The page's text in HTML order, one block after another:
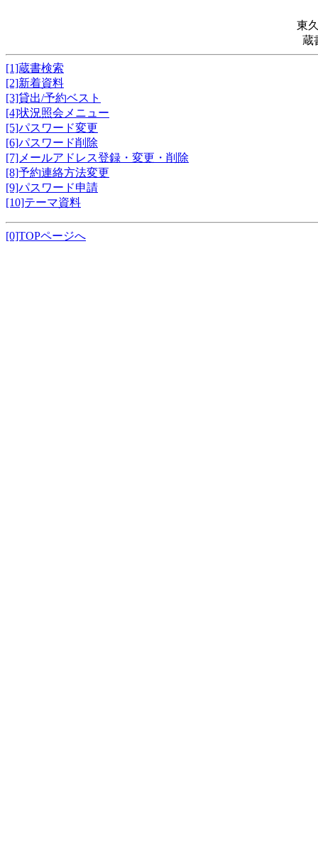
東
蔵
[1]蔵書検索
[2]新着資料
[3]貸出/予約ベスト
[4]状況照会メニュー
[5]パスワード変更
[6]パスワード削除
[7]メールアドレス登録・変更・削除
[8]予約連絡方法変更
[9]パスワード申請
[10]テーマ資料
[0]TOPページへ